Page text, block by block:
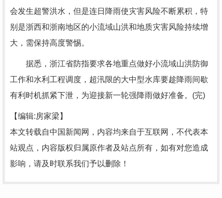
会发生超警洪水，但是连日降雨使灾害风险不断累积，特
别是浙西和浙南地区的小流域山洪和地质灾害风险持续增
大，需保持高度警惕。
据悉，浙江省防指要求各地重点做好小流域山洪防御
工作和水利工程调度，超汛限的大中型水库要趁降雨间歇
有利时机抓紧下泄，为迎接新一轮强降雨做好准备。(完)
【编辑:房家梁】
本文转载自中国新闻网，内容均来自于互联网，不代表本
站观点，内容版权归属原作者及站点所有，如有对您造成
影响，请及时联系我们予以删除！